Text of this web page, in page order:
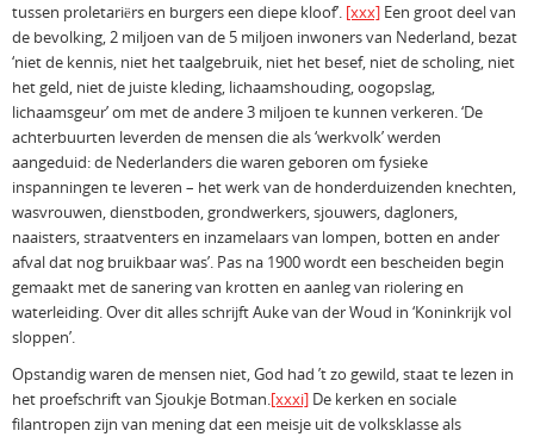
tussen proletariërs en burgers een diepe kloof’. [xxx] Een groot deel van
de bevolking, 2 miljoen van de 5 miljoen inwoners van Nederland, bezat
‘niet de kennis, niet het taalgebruik, niet het besef, niet de scholing, niet
het geld, niet de juiste kleding, lichaamshouding, oogopslag,
lichaamsgeur’ om met de andere 3 miljoen te kunnen verkeren. ‘De
achterbuurten leverden de mensen die als ‘werkvolk’ werden
aangeduid: de Nederlanders die waren geboren om fysieke
inspanningen te leveren – het werk van de honderduizenden knechten,
wasvrouwen, dienstboden, grondwerkers, sjouwers, dagloners,
naaisters, straatventers en inzamelaars van lompen, botten en ander
afval dat nog bruikbaar was’. Pas na 1900 wordt een bescheiden begin
gemaakt met de sanering van krotten en aanleg van riolering en
waterleiding. Over dit alles schrijft Auke van der Woud in ‘Koninkrijk vol
sloppen’.
Opstandig waren de mensen niet, God had ’t zo gewild, staat te lezen in
het proefschrift van Sjoukje Botman.[xxxi] De kerken en sociale
filantropen zijn van mening dat een meisje uit de volksklasse als